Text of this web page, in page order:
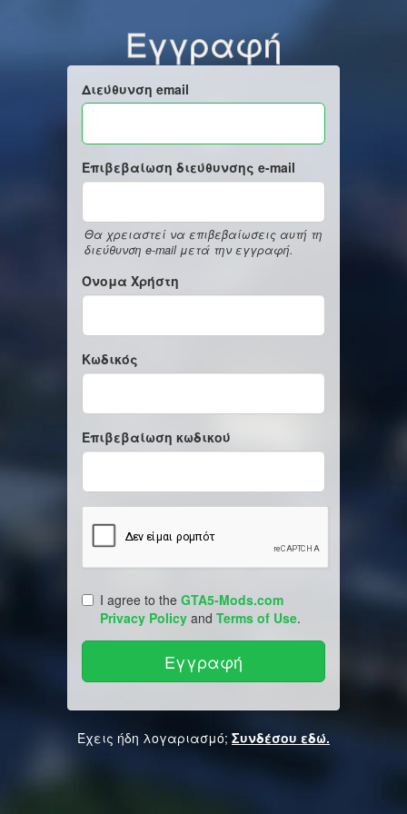
Εγγραφή
Διεύθυνση email
Επιβεβαίωση διεύθυνσης e-mail
Θα χρειαστεί να επιβεβαίωσεις αυτή τη
διεύθυνση e-mail μετά την εγγραφή.
Όνομα Χρήστη
Κωδικός
Επιβεβαίωση κωδικού
I agree to the GTA5-Mods.com
Privacy Policy and Terms of Use.
Έχεις ήδη λογαριασμό; Συνδέσου εδώ.